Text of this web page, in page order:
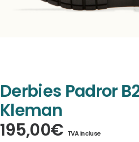
Derbies Padror
Kleman
195,00€ TVA incluse